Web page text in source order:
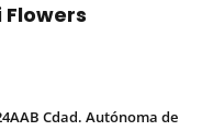
Cdad. Autónoma de